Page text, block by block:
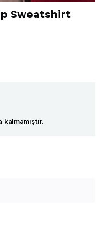
Sweatshirt
kalmamıştır.